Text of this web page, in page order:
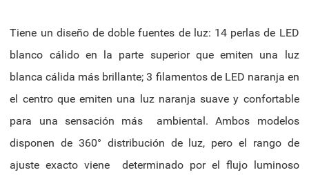
Tiene un diseño de doble fuentes de luz: 14 perlas de LED
blanco cálido en la parte superior que emiten una luz
blanca cálida más brillante; 3 filamentos de LED naranja en
el centro que emiten una luz naranja suave y confortable
para una sensación más ambiental. Ambos modelos
disponen de 360° distribución de luz, pero el rango de
ajuste exacto viene determinado por el flujo luminoso